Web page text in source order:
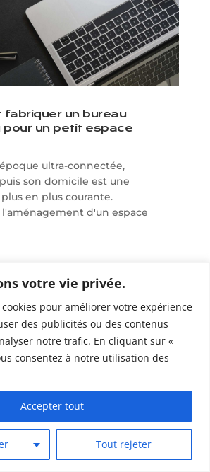
votre vie privée.
pour améliorer votre expérience
des publicités ou des contenus
notre trafic. En cliquant sur «
consentez à notre utilisation des
Tout rejeter
Accepter tout
fabriquer un bureau
pour un petit espace
ultra-connectée,
son domicile est une
en plus courante.
d'un espace
booster la rentabilité d’un
locatif grâce à la